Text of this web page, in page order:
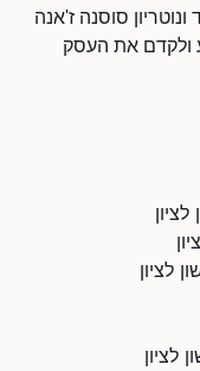
סוסנה ז'אנה
ולקדם את העסק
לציון
לציון